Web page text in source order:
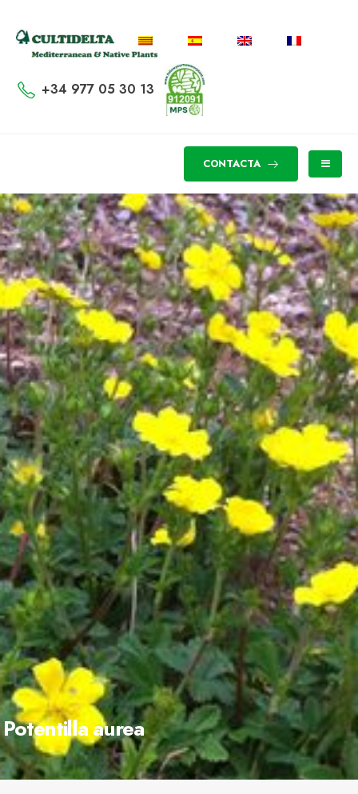
+34 977 05 30 13
CONTACTA
Potentilla aurea